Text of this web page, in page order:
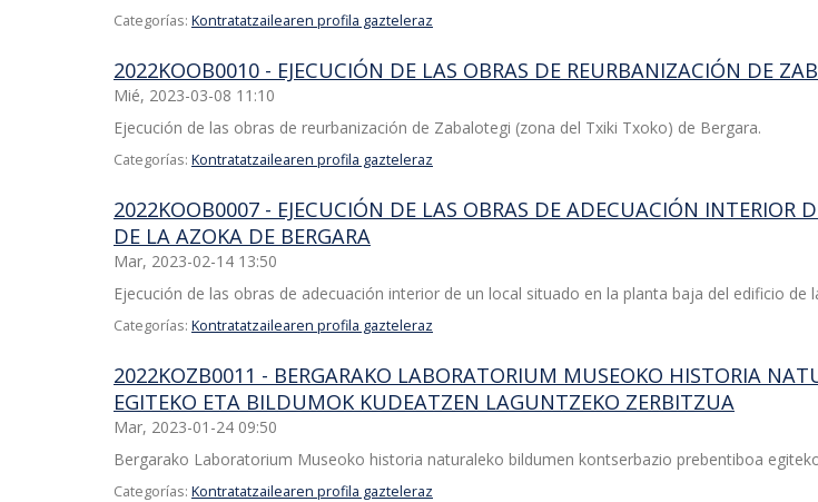
Categorías: Kontratatzailearen profila gazteleraz
2022KOOB0010 - EJECUCIÓN DE LAS OBRAS DE REURBANIZACIÓN DE
Mié, 2023-03-08 11:10
Ejecución de las obras de reurbanización de Zabalotegi (zona del Txiki Txoko) de Bergara.
Categorías: Kontratatzailearen profila gazteleraz
2022KOOB0007 - EJECUCIÓN DE LAS OBRAS DE ADECUACIÓN
DE LA AZOKA DE BERGARA
Mar, 2023-02-14 13:50
Ejecución de las obras de adecuación interior de un local situado en la planta baja del edificio de
Categorías: Kontratatzailearen profila gazteleraz
2022KOZB0011 - BERGARAKO LABORATORIUM MUSEOKO HISTORIA
EGITEKO ETA BILDUMOK KUDEATZEN LAGUNTZEKO ZERBITZUA
Mar, 2023-01-24 09:50
Bergarako Laboratorium Museoko historia naturaleko bildumen kontserbazio prebentiboa
Categorías: Kontratatzailearen profila gazteleraz